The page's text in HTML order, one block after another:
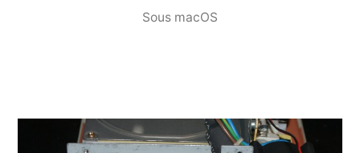
Sous macOS